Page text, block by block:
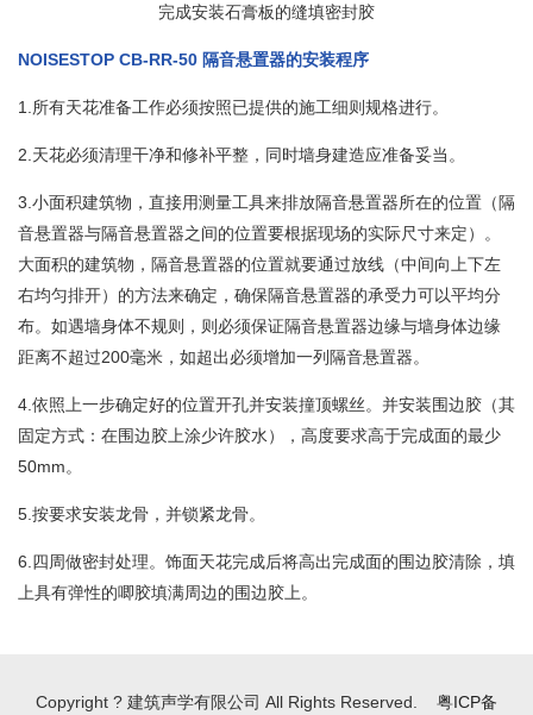
完成安装石膏板的缝填密封胶
NOISESTOP CB-RR-50 隔音悬置器的安装程序
1.所有天花准备工作必须按照已提供的施工细则规格进行。
2.天花必须清理干净和修补平整，同时墙身建造应准备妥当。
3.小面积建筑物，直接用测量工具来排放隔音悬置器所在的位置（隔
音悬置器与隔音悬置器之间的位置要根据现场的实际尺寸来定）。
大面积的建筑物，隔音悬置器的位置就要通过放线（中间向上下左
右均匀排开）的方法来确定，确保隔音悬置器的承受力可以平均分
布。如遇墙身体不规则，则必须保证隔音悬置器边缘与墙身体边缘
距离不超过200毫米，如超出必须增加一列隔音悬置器。
4.依照上一步确定好的位置开孔并安装撞顶螺丝。并安装围边胶（其
固定方式：在围边胶上涂少许胶水），高度要求高于完成面的最少
50mm。
5.按要求安装龙骨，并锁紧龙骨。
6.四周做密封处理。饰面天花完成后将高出完成面的围边胶清除，填
上具有弹性的唧胶填满周边的围边胶上。
Copyright ? 建筑声学有限公司 All Rights Reserved. 粤ICP备